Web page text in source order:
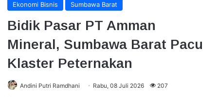
Ekonomi Bisnis Sumbawa Barat
Bidik Pasar PT Amman
Mineral, Sumbawa Barat Pacu
Klaster Peternakan
Andini Putri Ramdhani Rabu, 08 Juli 2026 207